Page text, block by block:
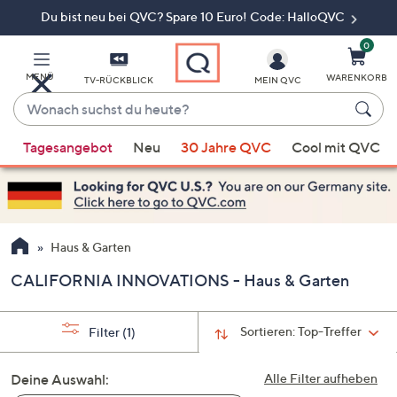
Du bist neu bei QVC? Spare 10 Euro! Code: HalloQVC
MENÜ TV-RÜCKBLICK
Wonach
suchst
du
heute?
Vorschläge
verfügbar
sind,
verwenden
Sie
Pfeiltasten
nach
und
nach
unten
MEIN QVC
0
WARENKORB
Tagesangebot Neu 30 Jahre QVC Cool mit QVC
Haus & Garten
CALIFORNIA INNOVATIONS - Haus & Garten
Sortieren:Top-Treffer
Filter (1)
Alle Filter aufheben
Deine Auswahl: